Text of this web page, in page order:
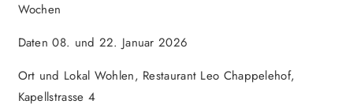
Wochen
Daten 08. und 22. Januar 2026
Ort und Lokal Wohlen, Restaurant Leo Chappelehof,
Kapellstrasse 4